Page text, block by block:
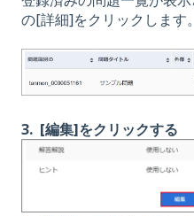
の[詳細]をクリックします。
3. [編集]をクリックする